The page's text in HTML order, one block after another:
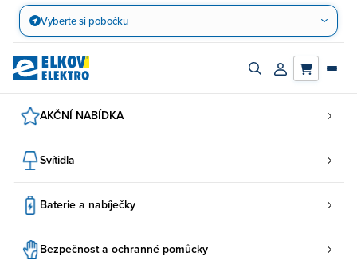
Přejít
obsah
Vyberte si pobočku
Zapnout/vypnout
Přihlásit/
AKČNÍ NABÍDKA
Svítidla
Baterie a nabíječky
Bezpečnost a ochranné pomůcky